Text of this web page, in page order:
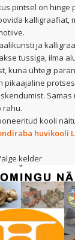
pintsel on hinge
kalligraafiat,
ja
tussiga, ilma
kuna ühtegi
pikaajaline
rahu.
kooli
huvikooli
kelder